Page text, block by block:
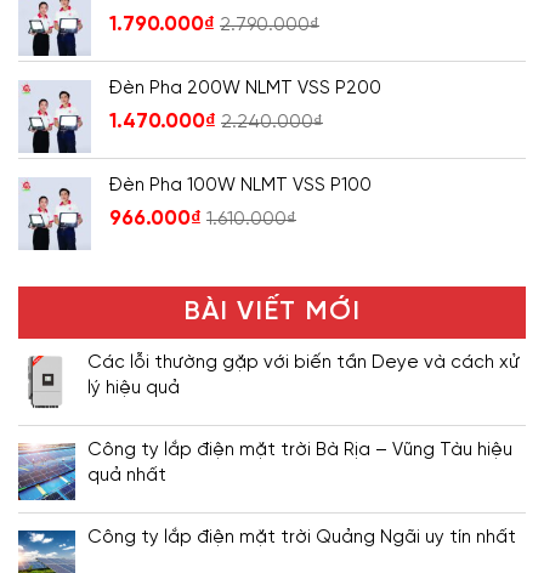
1.790.000₫ 2.790.000₫
Đèn Pha 200W NLMT VSS P200
1.470.000₫ 2.240.000₫
Đèn Pha 100W NLMT VSS P100
966.000₫ 1.610.000₫
BÀI VIẾT MỚI
Các lỗi thường gặp với biến tần Deye và cách xử
lý hiệu quả
Công ty lắp điện mặt trời Bà Rịa – Vũng Tàu hiệu
quả nhất
Công ty lắp điện mặt trời Quảng Ngãi uy tín nhất